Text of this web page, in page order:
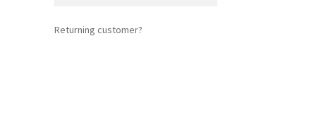
Returning customer?